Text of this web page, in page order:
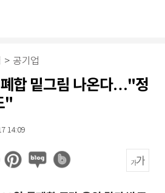
> 공기업
합 밑그림 나온다…"정
"
14:09